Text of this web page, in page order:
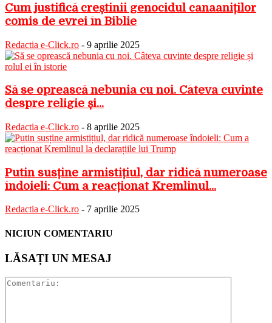
Cum justifică creștinii genocidul canaaniților
comis de evrei în Biblie
Redactia e-Click.ro - 9 aprilie 2025
Să se oprească nebunia cu noi. Câteva cuvinte
despre religie și...
Redactia e-Click.ro - 8 aprilie 2025
Putin susține armistițiul, dar ridică numeroase
îndoieli: Cum a reacționat Kremlinul...
Redactia e-Click.ro - 7 aprilie 2025
NICIUN COMENTARIU
LĂSAȚI UN MESAJ